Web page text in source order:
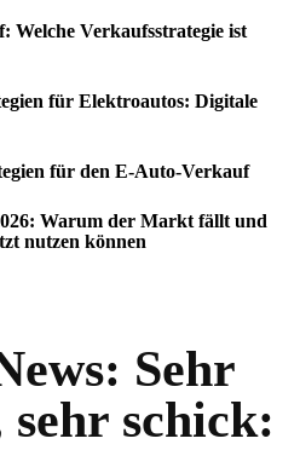
Verkaufsstrategie ist
für Elektroautos: Digitale
für den E-Auto-Verkauf
Warum der Markt fällt und
nutzen können
Sehr
schick: